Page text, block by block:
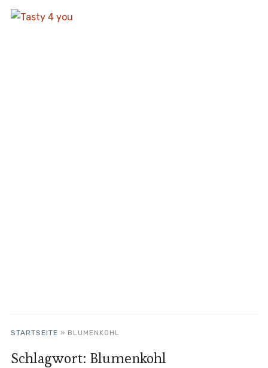
STARTSEITE » BLUMENKOHL
Schlagwort: Blumenkohl